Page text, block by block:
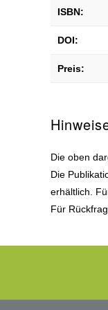
ISBN:
DOI:
Preis:
Die oben
Die
erhältlich.
Für